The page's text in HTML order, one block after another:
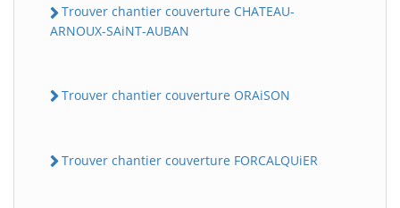
Trouver chantier couverture CHATEAU-
ARNOUX-SAiNT-AUBAN
Trouver chantier couverture ORAiSON
Trouver chantier couverture FORCALQUiER